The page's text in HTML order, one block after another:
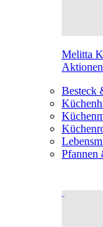
Melitta
Besteck
Pfannen